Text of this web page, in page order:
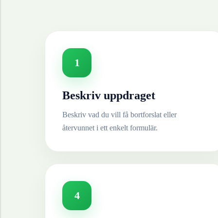
1
Beskriv uppdraget
Beskriv vad du vill få bortforslat eller
återvunnet i ett enkelt formulär.
4